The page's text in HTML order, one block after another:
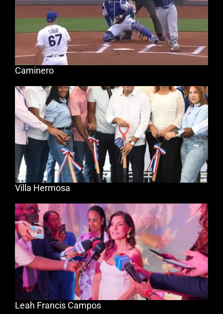
Caminero
Villa Hermosa
Leah Francis Campos